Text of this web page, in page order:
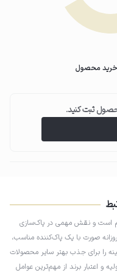
محصول
ثبت کنید.
است و نقش مهمی در پاک‌سازی
صورت با یک پاک‌کننده مناسب،
را برای جذب بهتر سایر محصولات
و اعتبار برند از مهم‌ترین عوامل